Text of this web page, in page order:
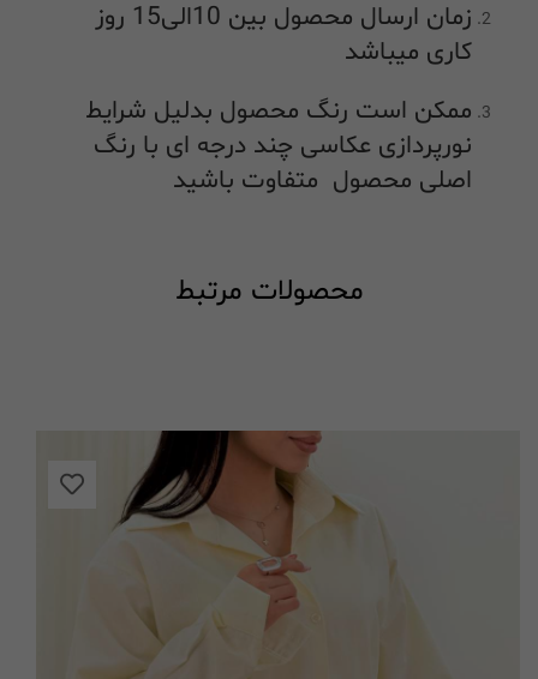
زمان ارسال محصول بین 10الی15 روز
کاری میباشد
ممکن است رنگ محصول بدلیل شرایط
نورپردازی عکاسی چند درجه ای با رنگ
اصلی محصول متفاوت باشید
محصولات مرتبط